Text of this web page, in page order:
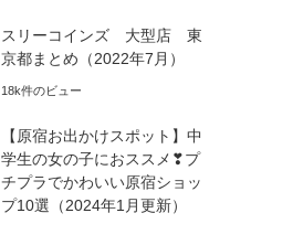
スリーコインズ 大型店 東
京都まとめ（2022年7月）
18k件のビュー
【原宿お出かけスポット】中
学生の女の子におススメ❣プ
チプラでかわいい原宿ショッ
プ10選（2024年1月更新）